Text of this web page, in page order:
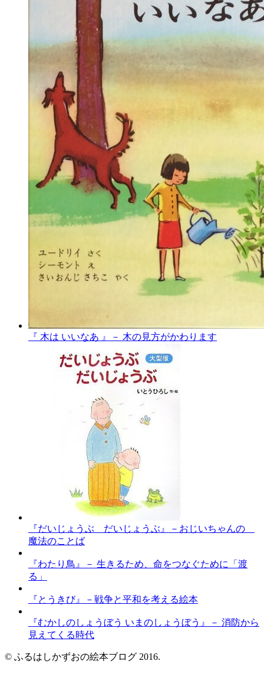
『 木は いいなあ 』－ 木の見方がかわります
『だいじょうぶ だいじょうぶ』－おじいちゃんの
魔法のことば
『わたり鳥』－ 生きるため、命をつなぐために「渡
る」
『とうきび』－戦争と平和を考える絵本
『むかしのしょうぼう いまのしょうぼう』－ 消防から
見えてくる時代
© ふるはしかずおの絵本ブログ 2016.